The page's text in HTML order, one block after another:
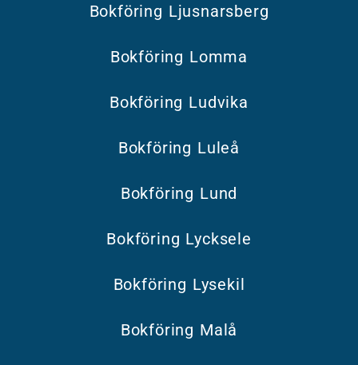
Bokföring Ljusnarsberg
Bokföring Lomma
Bokföring Ludvika
Bokföring Luleå
Bokföring Lund
Bokföring Lycksele
Bokföring Lysekil
Bokföring Malå